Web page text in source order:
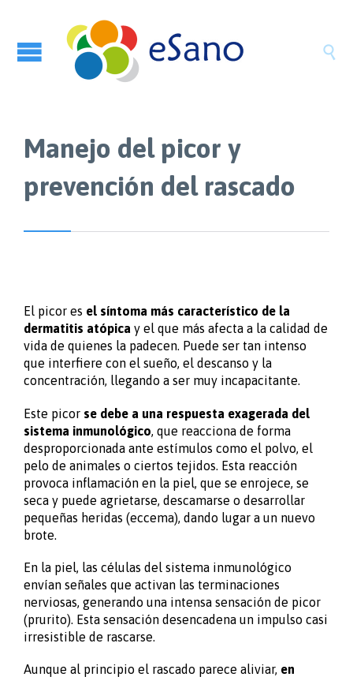

Manejo del picor y
prevención del rascado
El picor es el síntoma más característico de la
dermatitis atópica y el que más afecta a la calidad de
vida de quienes la padecen. Puede ser tan intenso
que interfiere con el sueño, el descanso y la
concentración, llegando a ser muy incapacitante.
Este picor se debe a una respuesta exagerada del
sistema inmunológico , que reacciona de forma
desproporcionada ante estímulos como el polvo, el
pelo de animales o ciertos tejidos. Esta reacción
provoca inflamación en la piel, que se enrojece, se
seca y puede agrietarse, descamarse o desarrollar
pequeñas heridas (eccema), dando lugar a un nuevo
brote.
En la piel, las células del sistema inmunológico
envían señales que activan las terminaciones
nerviosas, generando una intensa sensación de picor
(prurito). Esta sensación desencadena un impulso casi
irresistible de rascarse.
Aunque al principio el rascado parece aliviar, en